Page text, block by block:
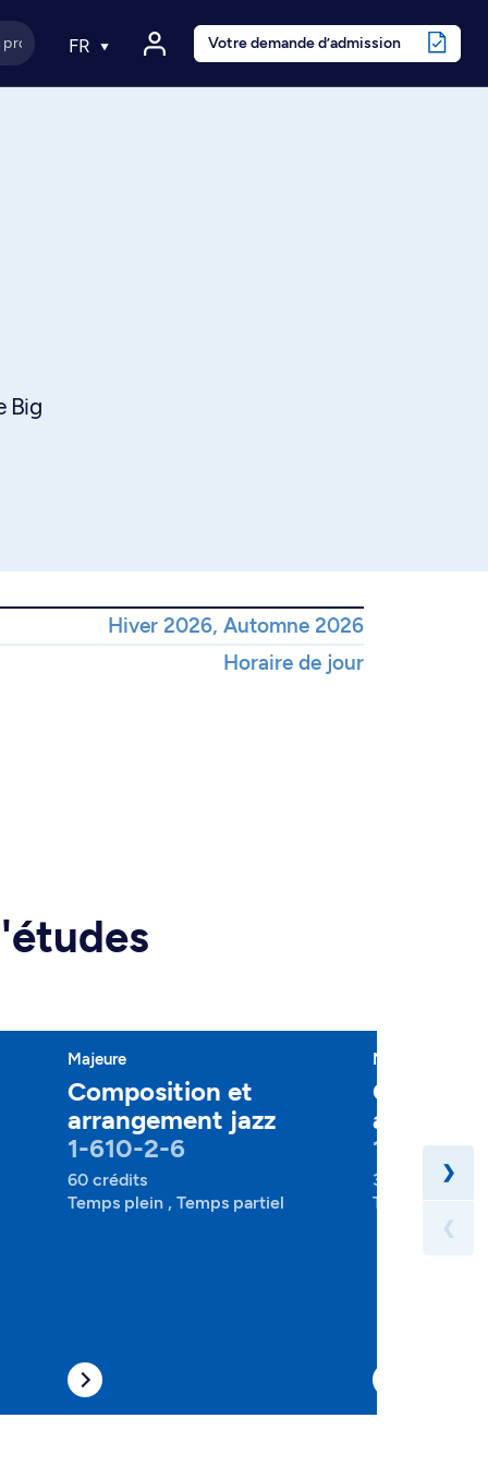
FR Votre demande d’admission
Big
Hiver 2026, Automne 2026
Horaire de jour
Majeure
Composition et
arrangement jazz
1-610-2-6
60 crédits
Temps plein , Temps partiel
Mineure
1-610-4-
30 crédits
Temps plein ,
❯
❮